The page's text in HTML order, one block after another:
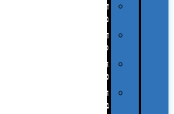
דפוס
משי
דפוס
סובלימציה
הדפס
פרוצס
חריטה
בלייזר